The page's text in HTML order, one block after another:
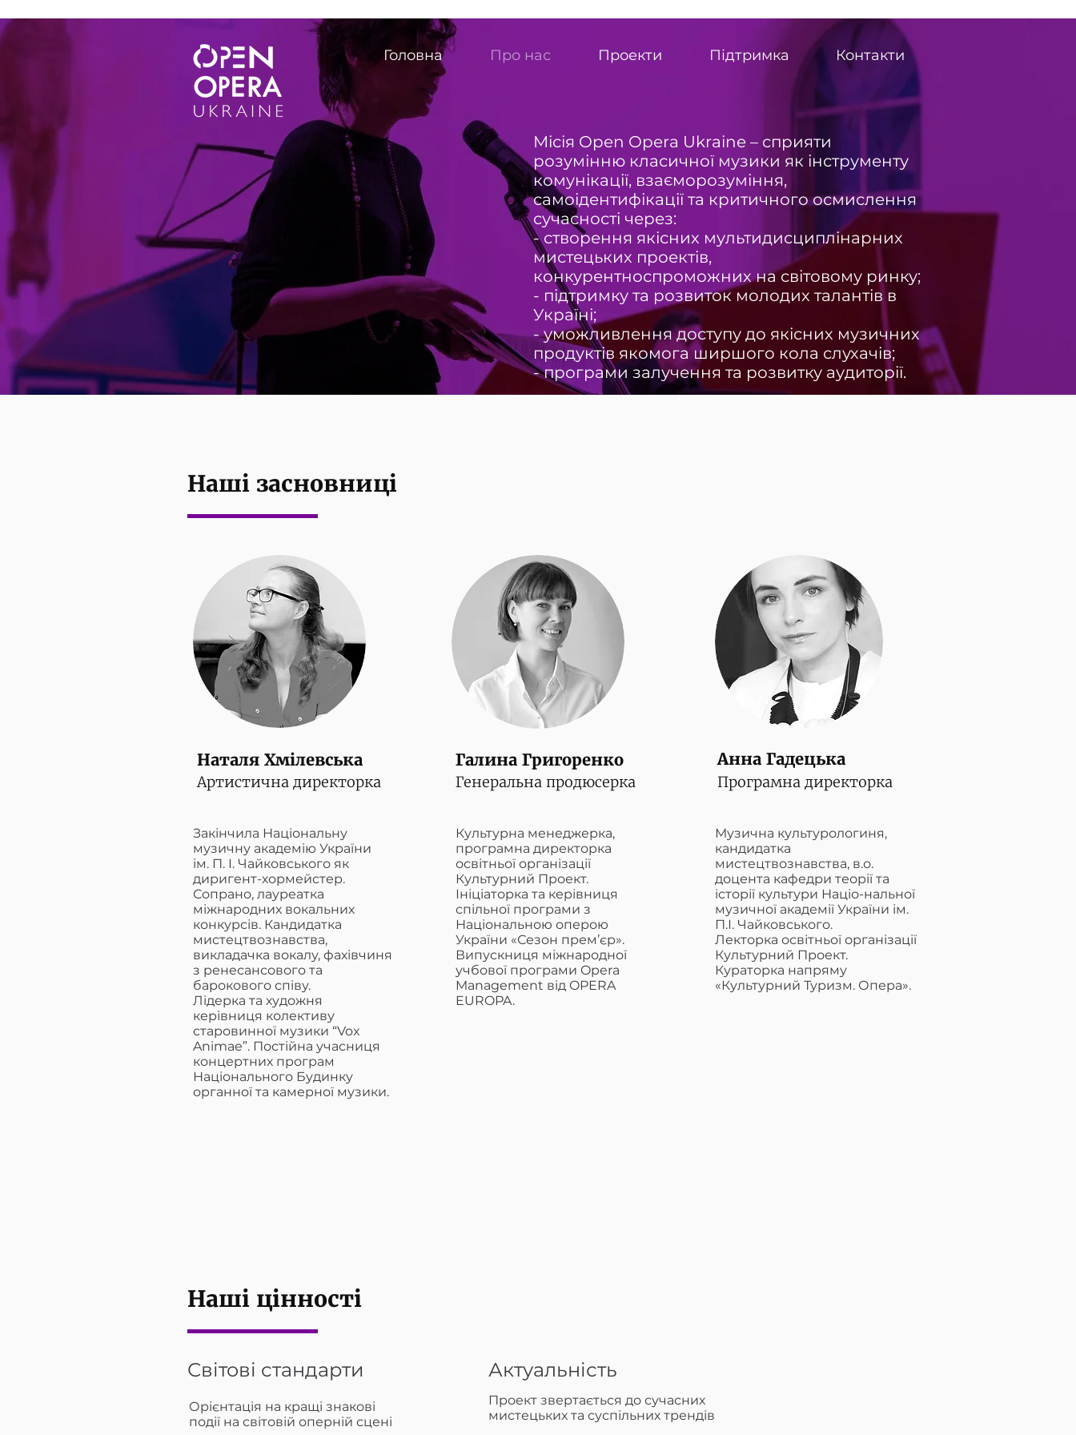
Головна Про нас Проекти Підтримка Контакти
Місія Open Opera Ukraine – сприяти
розумінню класичної музики як інструменту
комунікації, взаєморозуміння,
самоідентифікації та критичного осмислення
сучасності через:
- створення якісних мультидисциплінарних
мистецьких проектів,
конкурентноспроможних на світовому ринку;
- підтримку та розвиток молодих талантів в
Україні;
- уможливлення доступу до якісних музичних
продуктів якомога ширшого кола слухачів;
- програми залучення та розвитку аудиторії.
Наталя Хмілевська
Артистична директорка
Закінчила Національну
музичну академію України
ім. П. І. Чайковського як
диригент-хормейстер.
Сопрано, лауреатка
міжнародних вокальних
конкурсів. Кандидатка
мистецтвознавства,
викладачка вокалу, фахівчиня
з ренесансового та
барокового співу.
Лідерка та художня
керівниця колективу
старовинної музики “Vox
Animae”. Постійна учасниця
концертних програм
Національного Будинку
органної та камерної музики.
Галина Григоренко
Генеральна продюсерка
Культурна менеджерка,
програмна директорка
освітньої організації
Культурний Проект.
Ініціаторка та керівниця
спільної програми з
Національною оперою
України «Сезон прем’єр».
Випускниця міжнародної
учбової програми Opera
Management від OPERA
EUROPA.
Анна Гадецька
Програмна директорка
Музична культурологиня,
кандидатка
мистецтвознавства, в.о.
доцента кафедри теорії та
історії культури Націо-нальної
музичної академії України ім.
П.І. Чайковського.
Лекторка освітньої організації
Культурний Проект.
Кураторка напряму
«Культурний Туризм. Опера».
Наші засновниці
Наші цінності
Наша місія
Світові стандарти Актуальність
Орієнтація на кращі знакові
події на світовій оперній сцені
Проект звертається до сучасних
мистецьких та суспільних трендів